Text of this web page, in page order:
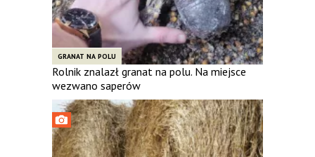
GRANAT NA POLU
Rolnik znalazł granat na polu. Na miejsce
wezwano saperów